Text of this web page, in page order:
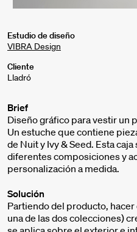
Estudio de diseño
VIBRA Design
Cliente
Lladró
Brief
Diseño gráfico para vestir un
Un estuche que contiene
de Nuit y Ivy & Seed. Esta
diferentes composiciones y
personalización a medida.
Solución
Partiendo del producto,
una de las dos colecciones)